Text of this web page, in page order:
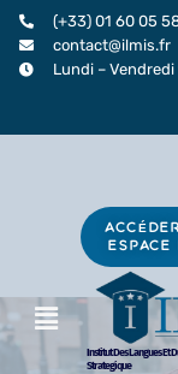
Aller
au
contenu
(+33) 01 60 05
contact@ilmis.fr
Lundi – Vendredi
Institut Des Langues Et
Strategique
Menu
ESPACE